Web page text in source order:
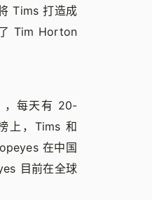
Tims 打造成
Tim Horton
，每天有 20-
上，Tims 和
在中国
目前在全球